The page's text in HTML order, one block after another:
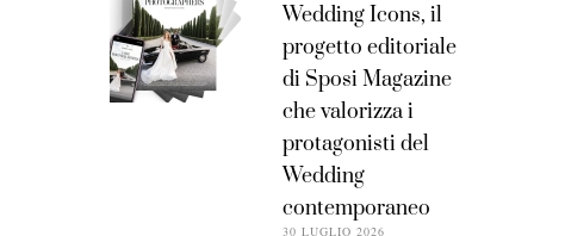
Wedding Icons, il
progetto editoriale
di Sposi Magazine
che valorizza i
protagonisti del
Wedding
contemporaneo
30 LUGLIO 2026